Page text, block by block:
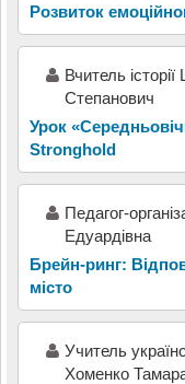
Розвиток
Вчитель
Степанович
Урок
Stronghold
Педагог-
Едуардівна
Брейн-ринг:
місто
Учитель
Хоменко